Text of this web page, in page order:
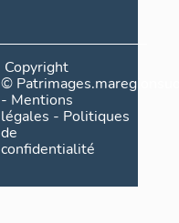
Copyright
©
- Mentions
légales - Politiques
de
confidentialité